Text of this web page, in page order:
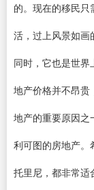
的。现在的移民
活，过上风景如画
同时，它也是世
地产价格并不昂贵
地产的重要原因之
利可图的房地产。
托里尼，都非常适